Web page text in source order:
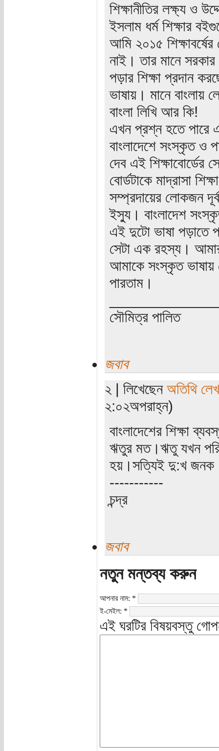
শিক্ষানীতির লক্ষ্য ও
ইসলাম ধর্ম শিক্ষার
আমি ২০১৫
নাই। তার মানে সরকার
পড়ার শিক্ষা প্রদান
ভাষায়। মানে
বাংলা লিখি আর কি!
এখন প্রশ্ন হতে পারে
বাংলাদেশে সংস্কৃত ও
দেব এই শিক্ষাবোর্ডের
বোর্ডটাকে মাদ্রাসা
সম্প্রদায়ের লোকজন
ইস্যু। বাংলাদেশ
এই দুটো ভাষা পড়াতে
সেটা এক রহস্য।
আমাকে সংস্কৃত
পারতাম।
সৌমিত্র পালিত
জবাব
২ | লিখেছেন অতিথি
২:০২অপরাহ্ন)
বাংলাদেশের শিক্ষা
ঋতুর মত।ঋতু যখন
হয়।সত্যিই দু:খ
-----------
চন্দ্র
জবাব
নতুন মন্তব্য করুন
আপনার নাম: *
ই-মেইল: *
এই ঘরটির বিষয়বস্তু